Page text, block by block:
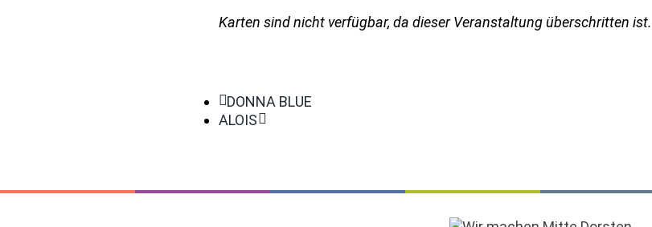
Karten sind nicht verfügbar, da dieser Veranstaltung überschritten ist.
DONNA BLUE
ALOIS